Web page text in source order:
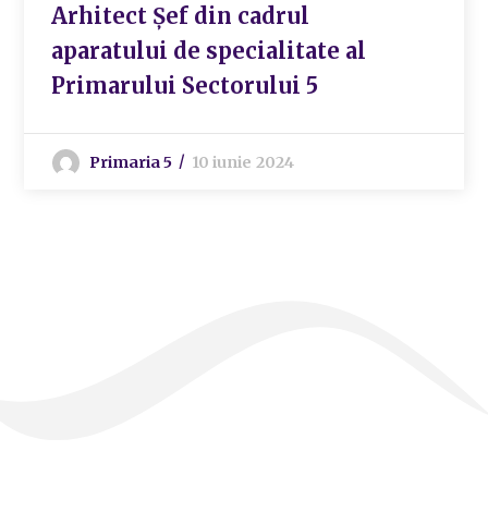
Arhitect Șef din cadrul
aparatului de specialitate al
Primarului Sectorului 5
Primaria 5 10 iunie 2024